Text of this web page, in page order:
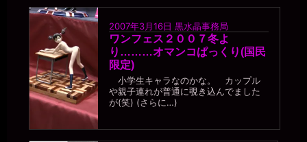
2007年3月16日 黒水晶事務局
ワンフェス２００７冬よ
り………オマンコぱっくり(国民
限定)
小学生キャラなのかな。 カップル
や親子連れが普通に覗き込んでました
が(笑) (さらに…)
miiki0119
2026年7月18日 - 21:36
うう。。今週のはじめまでは22人だったのに。。今日で27人になっ
ちゃっています。。
一枚の銀貨
2026年7月18日 - 21:38
五月みどりの歌に『一週間に十日来い』という曲があったけど、
「一週間に10人とやる」のを目指してはどうか。